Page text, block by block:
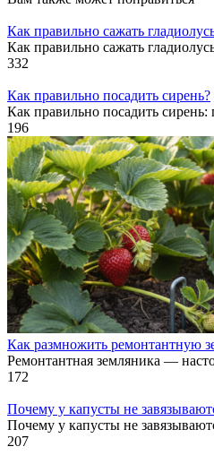
Как правильно сажать
Как правильно сажать
332
Как правильно посадить сирень?
Как правильно посадить сирень:
196
Как размножить ремонтантную
Ремонтантная земляника —
172
Почему у капусты не
Почему у капусты не
207